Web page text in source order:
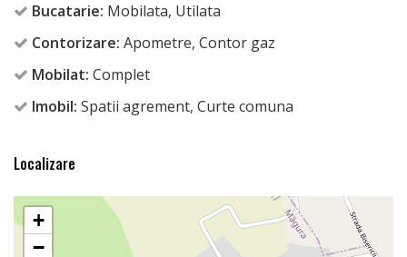
Bucatarie: Mobilata, Utilata
Contorizare: Apometre, Contor gaz
Mobilat: Complet
Imobil: Spatii agrement, Curte comuna
Localizare
+
−